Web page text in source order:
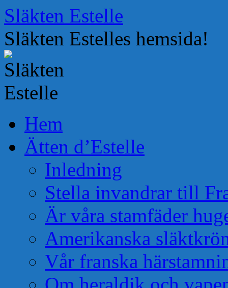
Hoppa
till
innehåll
Släkten Estelle
Släkten Estelles hemsida!
Hem
Ätten d’Estelle
Inledning
Stella invandrar till
Är våra stamfäder
Amerikanska
Vår franska